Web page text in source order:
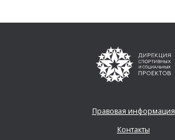
Правовая информация
Контакты